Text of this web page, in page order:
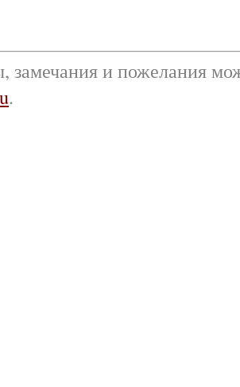
замечания и пожелания
.